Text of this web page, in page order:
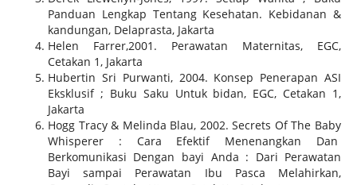
Panduan Lengkap Tentang Kesehatan. Kebidanan &
kandungan, Delaprasta, Jakarta
Helen Farrer,2001. Perawatan Maternitas, EGC,
Cetakan 1, Jakarta
Hubertin Sri Purwanti, 2004. Konsep Penerapan ASI
Eksklusif ; Buku Saku Untuk bidan, EGC, Cetakan 1,
Jakarta
Hogg Tracy & Melinda Blau, 2002. Secrets Of The Baby
Whisperer : Cara Efektif Menenangkan Dan
Berkomunikasi Dengan bayi Anda : Dari Perawatan
Bayi sampai Perawatan Ibu Pasca Melahirkan,